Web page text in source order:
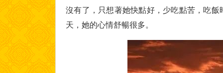
沒有了，只想著她快點好，少吃點苦，吃
天，她的心情舒暢很多。